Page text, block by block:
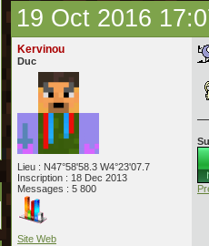
19 Oct 2016
Kervinou
Duc
Lieu : N47°58'58.3 W4°23'07.7
Inscription : 18 Dec 2013
Messages : 5 800
Site Web